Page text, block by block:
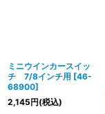
ミニウインカースイッ
チ 7/8インチ用 [46-
68900]
2,145円(税込)